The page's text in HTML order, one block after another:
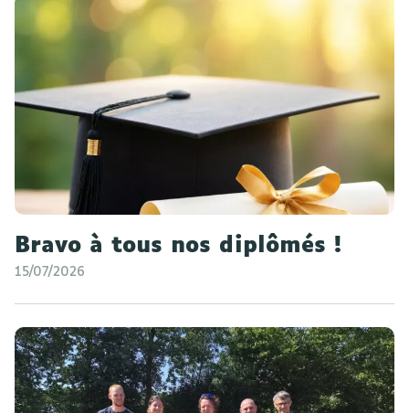
Bravo à tous nos diplômés !
15/07/2026